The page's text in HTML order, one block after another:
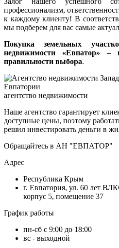
профессионализм,
к каждому клиенту! В
мы подберем для вас самые
Покупка земельных
недвижимости «Евпатор» –
правильности выбора.
агентство недвижимости
Наше агентство гарантирует
доступные цены, поэтому
решил инвестировать деньги в
Обращайтесь в АН "ЕВПАТОР"
Адрес
Республика Крым
г. Евпатория, ул. 60 лет
корпус 5, помещение 37
График работы
пн-сб с 9:00 до 18:00
вс - выходной